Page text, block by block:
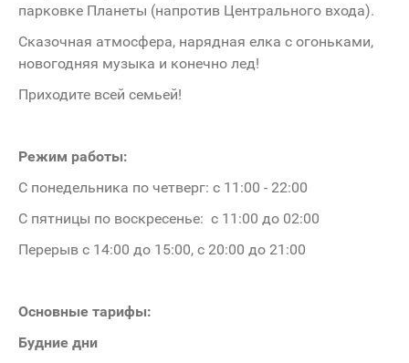
парковке Планеты (напротив Центрального входа).
Сказочная атмосфера, нарядная елка с огоньками,
новогодняя музыка и конечно лед!
Приходите всей семьей!
Режим работы:
С понедельника по четверг: с 11:00 - 22:00
С пятницы по воскресенье: с 11:00 до 02:00
Перерыв с 14:00 до 15:00, с 20:00 до 21:00
Основные тарифы:
Будние дни